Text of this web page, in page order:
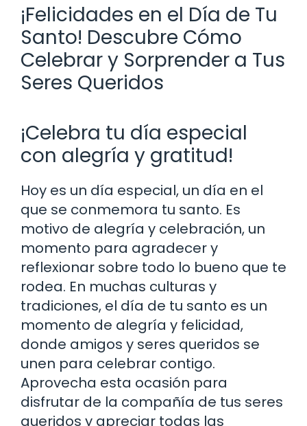
¡Felicidades en el Día de Tu
Santo! Descubre Cómo
Celebrar y Sorprender a Tus
Seres Queridos
¡Celebra tu día especial
con alegría y gratitud!
Hoy es un día especial, un día en el
que se conmemora tu santo. Es
motivo de alegría y celebración, un
momento para agradecer y
reflexionar sobre todo lo bueno que te
rodea. En muchas culturas y
tradiciones, el día de tu santo es un
momento de alegría y felicidad,
donde amigos y seres queridos se
unen para celebrar contigo.
Aprovecha esta ocasión para
disfrutar de la compañía de tus seres
queridos y apreciar todas las